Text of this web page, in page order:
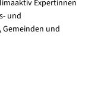
Expertinnen
und
und